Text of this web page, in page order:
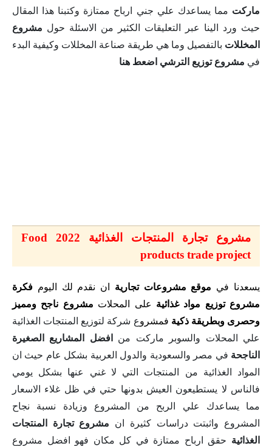
ماركت مما يساعدك علي جني ارباح ممتازة وكتبنا هذا المقال
حيث ورد الينا عبر التعليقات الكثير من الاسئلة حول مشروع
المخللات بالتفصيل وما هي طريقة صناعة المخللات وكيفية البدء
في مشروع توزيع الترشي اضعط هنا
مشروع تجارة المنتجات الغذائية 2022 Food
products trade project
يسعدنا في موقع مشروعات تجارية ان نقدم لك اليوم فكرة
مشروع توزيع مواد غذائية على المحلات مشروع ناجح ومميز
وحصرى وبطريقة ذكية فمشروع شركة لتوزيع المنتجات الغذائية
علي المحلات والسوبر ماركت من
افضل المشاريع الصغيرة
الناجحة في مصر والسعودية والدول العربية بشكل عام حيث ان
المواد الغذائية من المنتجات التي لا غني عنها بشكل يومي
فالناس لا يستطيعون العيش بدونها حتي في ظل غلاء الاسعار
مما يساعدك علي الربح من المشروع وزيادة نسبة نجاح
المشروع واثبتت دراسات كثيرة ان مشروع تجارة المنتجات
الغذائية حقق ارباح ممتازة في كل مكان فهو افضل مشروع